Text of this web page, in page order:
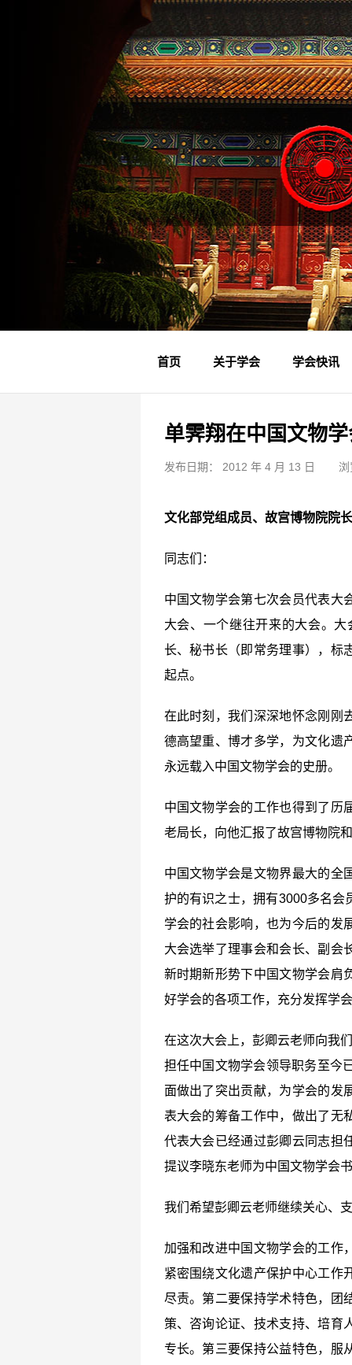
首页 关于学会
学会简介
章程制度
领导成员
理事名单
专家委员会
学术专家
学会会标
学会年鉴
学会快讯
学会动态
文物要闻
单霁翔在中国文物
发布日期： 2012 年 4 月 13 日
文化部党组成员、故宫博物院院
同志们：
中国文物学会第七次会员代表大
大会、一个继往开来的大会。
长、秘书长（即常务理事），标
起点。
在此时刻，我们深深地怀念刚刚
德高望重、博才多学，为文化遗
永远载入中国文物学会的史册。
中国文物学会的工作也得到了历
老局长，向他汇报了故宫博物院
中国文物学会是文物界最大的全
护的有识之士，拥有3000多名会
学会的社会影响，也为今后的发
大会选举了理事会和会长、副会
新时期新形势下中国文物学会肩
好学会的各项工作，充分发挥学
在这次大会上，彭卿云老师向我
担任中国文物学会领导职务至今
面做出了突出贡献，为学会的发
表大会的筹备工作中，做出了无
代表大会已经通过彭卿云同志担
提议李晓东老师为中国文物学会
我们希望彭卿云老师继续关心、
加强和改进中国文物学会的工作
紧密围绕文化遗产保护中心工作
尽责。第二要保持学术特色，团
策、咨询论证、技术支持、培育
专长。第三要保持公益特色，服